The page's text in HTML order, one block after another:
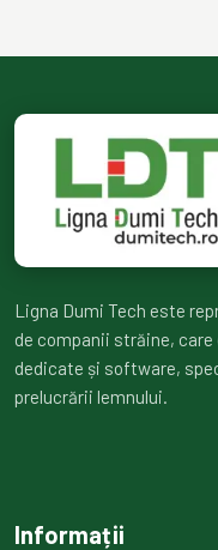
Ligna Dumi Tech este
de companii străine,
dedicate și software,
prelucrării lemnului.
Informații